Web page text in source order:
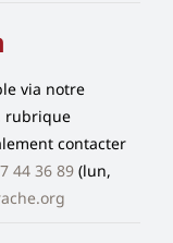
via notre
rubrique
contacter
44 36 89(lun,